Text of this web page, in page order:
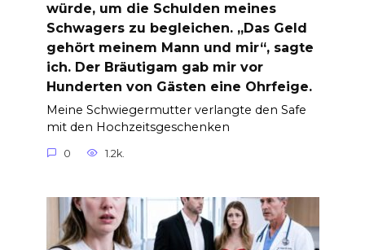
würde, um die Schulden meines
Schwagers zu begleichen. „Das Geld
gehört meinem Mann und mir“, sagte
ich. Der Bräutigam gab mir vor
Hunderten von Gästen eine Ohrfeige.
Meine Schwiegermutter verlangte den Safe
mit den Hochzeitsgeschenken
0 1.2k.